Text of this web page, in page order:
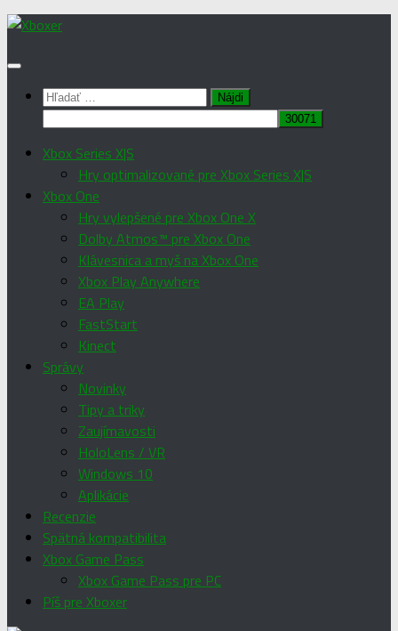
Preskočiť
obsah
Hľadať:
Xbox Series X|S
Hry optimalizované pre Xbox Series X|S
Xbox One
Hry vylepšené pre Xbox One X
Dolby Atmos™ pre Xbox One
Klávesnica a myš na Xbox One
Xbox Play Anywhere
EA Play
FastStart
Kinect
Správy
Novinky
Tipy a triky
Zaujímavosti
HoloLens / VR
Windows 10
Aplikácie
Recenzie
Spätná kompatibilita
Xbox Game Pass
Xbox Game Pass pre PC
Píš pre Xboxer